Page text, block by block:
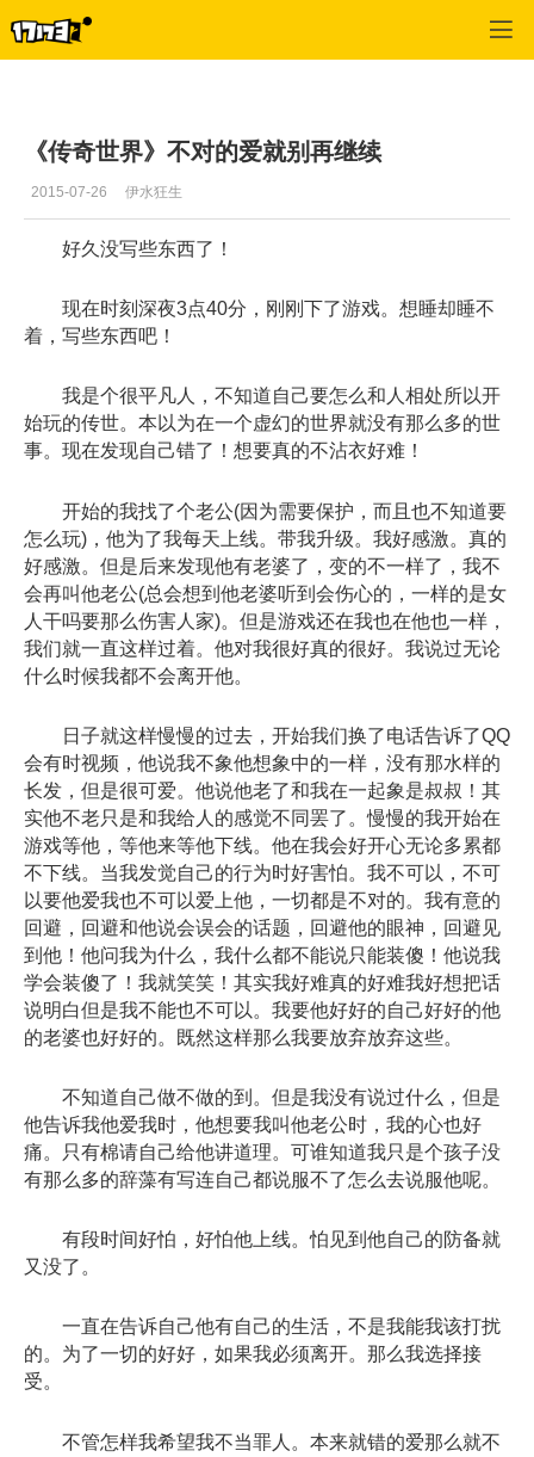
《传奇世界》不对的爱就别再继续
2015-07-26 伊水狂生
好久没写些东西了！
现在时刻深夜3点40分，刚刚下了游戏。想睡却睡不
着，写些东西吧！
我是个很平凡人，不知道自己要怎么和人相处所以开
始玩的传世。本以为在一个虚幻的世界就没有那么多的世
事。现在发现自己错了！想要真的不沾衣好难！
开始的我找了个老公(因为需要保护，而且也不知道要
怎么玩)，他为了我每天上线。带我升级。我好感激。真的
好感激。但是后来发现他有老婆了，变的不一样了，我不
会再叫他老公(总会想到他老婆听到会伤心的，一样的是女
人干吗要那么伤害人家)。但是游戏还在我也在他也一样，
我们就一直这样过着。他对我很好真的很好。我说过无论
什么时候我都不会离开他。
日子就这样慢慢的过去，开始我们换了电话告诉了QQ
会有时视频，他说我不象他想象中的一样，没有那水样的
长发，但是很可爱。他说他老了和我在一起象是叔叔！其
实他不老只是和我给人的感觉不同罢了。慢慢的我开始在
游戏等他，等他来等他下线。他在我会好开心无论多累都
不下线。当我发觉自己的行为时好害怕。我不可以，不可
以要他爱我也不可以爱上他，一切都是不对的。我有意的
回避，回避和他说会误会的话题，回避他的眼神，回避见
到他！他问我为什么，我什么都不能说只能装傻！他说我
学会装傻了！我就笑笑！其实我好难真的好难我好想把话
说明白但是我不能也不可以。我要他好好的自己好好的他
的老婆也好好的。既然这样那么我要放弃放弃这些。
不知道自己做不做的到。但是我没有说过什么，但是
他告诉我他爱我时，他想要我叫他老公时，我的心也好
痛。只有棉请自己给他讲道理。可谁知道我只是个孩子没
有那么多的辞藻有写连自己都说服不了怎么去说服他呢。
有段时间好怕，好怕他上线。怕见到他自己的防备就
又没了。
一直在告诉自己他有自己的生活，不是我能我该打扰
的。为了一切的好好，如果我必须离开。那么我选择接
受。
不管怎样我希望我不当罪人。本来就错的爱那么就不